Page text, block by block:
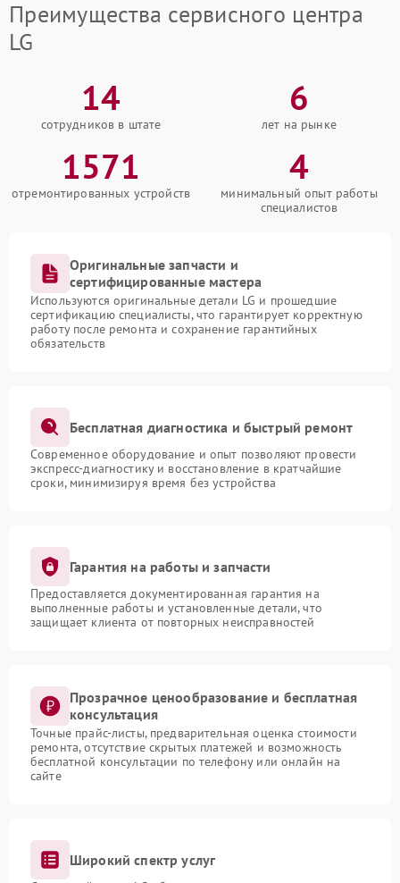
Преимущества сервисного центра
LG
14
сотрудников в штате
6
лет на рынке
1571
отремонтированных устройств
4
минимальный опыт работы
специалистов
Оригинальные запчасти и
сертифицированные мастера
Используются оригинальные детали LG и прошедшие
сертификацию специалисты, что гарантирует корректную
работу после ремонта и сохранение гарантийных
обязательств
Бесплатная диагностика и быстрый ремонт
Современное оборудование и опыт позволяют провести
экспресс-диагностику и восстановление в кратчайшие
сроки, минимизируя время без устройства
Гарантия на работы и запчасти
Предоставляется документированная гарантия на
выполненные работы и установленные детали, что
защищает клиента от повторных неисправностей
Прозрачное ценообразование и бесплатная
консультация
Точные прайс-листы, предварительная оценка стоимости
ремонта, отсутствие скрытых платежей и возможность
бесплатной консультации по телефону или онлайн на
сайте
Широкий спектр услуг